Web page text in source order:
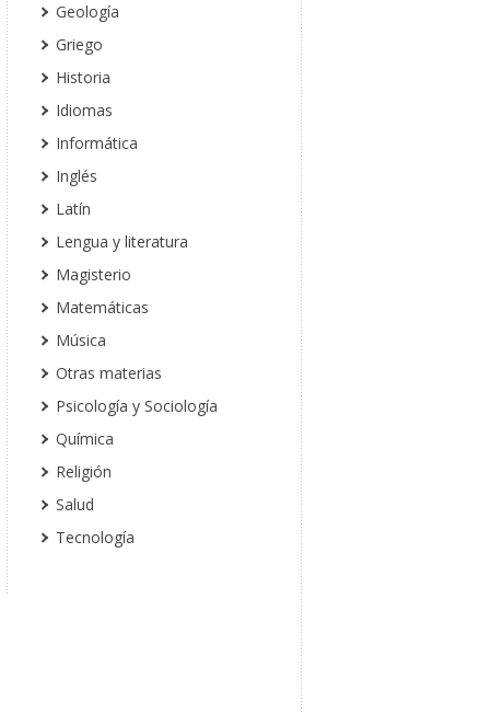
Geología
Griego
Historia
Idiomas
Informática
Inglés
Latín
Lengua y literatura
Magisterio
Matemáticas
Música
Otras materias
Psicología y Sociología
Química
Religión
Salud
Tecnología